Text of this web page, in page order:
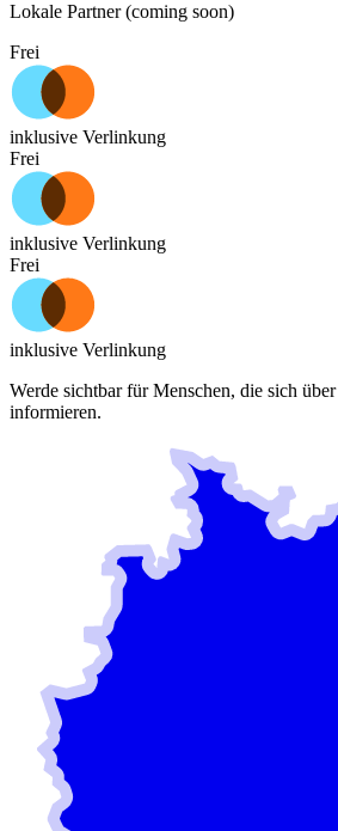
Lokale Partner (coming soon)
Frei
inklusive Verlinkung
Frei
inklusive Verlinkung
Frei
inklusive Verlinkung
Werde sichtbar für Menschen, die sich über
informieren.